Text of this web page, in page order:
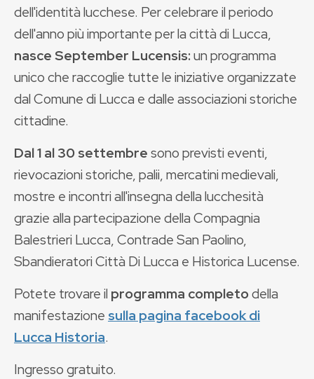
dell'identità lucchese. Per celebrare il periodo
dell'anno più importante per la città di Lucca,
nasce September Lucensis:un programma
unico che raccoglie tutte le iniziative organizzate
dal Comune di Lucca e dalle associazioni storiche
cittadine.
Dal 1 al 30 settembresono previsti eventi,
rievocazioni storiche, palii, mercatini medievali,
mostre e incontri all'insegna della lucchesità
grazie alla partecipazione della Compagnia
Balestrieri Lucca, Contrade San Paolino,
Sbandieratori Città Di Lucca e Historica Lucense.
Potete trovare il programma completodella
manifestazione sulla pagina facebook di
Lucca Historia.
Ingresso gratuito.